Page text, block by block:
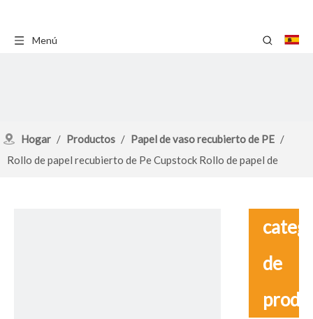
Menú
Hogar / Productos / Papel de vaso recubierto de PE /
Rollo de papel recubierto de Pe Cupstock Rollo de papel de
de